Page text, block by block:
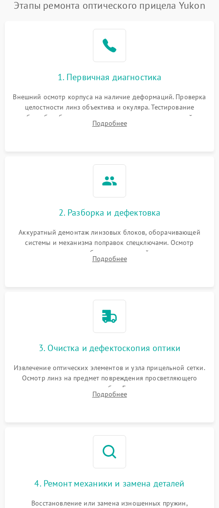
Этапы ремонта оптического прицела Yukon
1. Первичная диагностика
Внешний осмотр корпуса на наличие деформаций. Проверка
целостности линз объектива и окуляра. Тестирование
работы барабанчиков ввода поправок, кольца отстройки
параллакса и зума. Выявление сколов, внутренних
Подробнее
2. Разборка и дефектовка
Аккуратный демонтаж линзовых блоков, оборачивающей
системы и механизма поправок спецключами. Осмотр
внутренних резьбовых соединений, пружин и
уплотнительных колец. Поиск причин люфта, смещения
Подробнее
3. Очистка и дефектоскопия оптики
Извлечение оптических элементов и узла прицельной сетки.
Осмотр линз на предмет повреждения просветляющего
покрытия или появления грибка. Бережная очистка стекол
спецрастворами. Проверка целостности гравированной
Подробнее
4. Ремонт механики и замена деталей
Восстановление или замена изношенных пружин,